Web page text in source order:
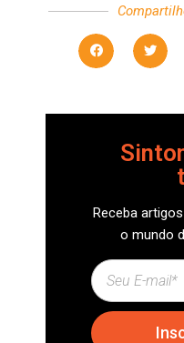
Receba
o mundo